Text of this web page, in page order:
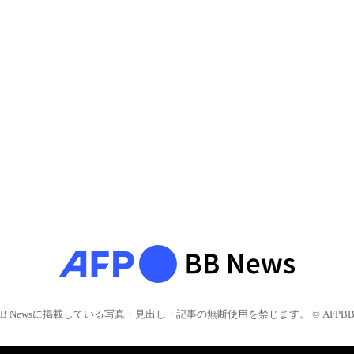
Newsに掲載している写真・見出し・記事の無断使用を禁じます。 © AFPBB